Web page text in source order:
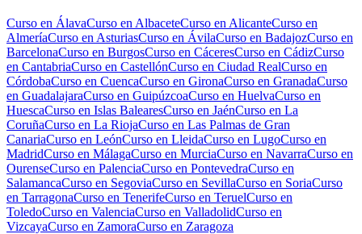
Curso en ÁlavaCurso en AlbaceteCurso en AlicanteCurso en
AlmeríaCurso en AsturiasCurso en ÁvilaCurso en BadajozCurso en
BarcelonaCurso en BurgosCurso en CáceresCurso en CádizCurso
en CantabriaCurso en CastellónCurso en Ciudad RealCurso en
CórdobaCurso en CuencaCurso en GironaCurso en GranadaCurso
en GuadalajaraCurso en GuipúzcoaCurso en HuelvaCurso en
HuescaCurso en Islas BalearesCurso en JaénCurso en La
CoruñaCurso en La RiojaCurso en Las Palmas de Gran
CanariaCurso en LeónCurso en LleidaCurso en LugoCurso en
MadridCurso en MálagaCurso en MurciaCurso en NavarraCurso en
OurenseCurso en PalenciaCurso en PontevedraCurso en
SalamancaCurso en SegoviaCurso en SevillaCurso en SoriaCurso
en TarragonaCurso en TenerifeCurso en TeruelCurso en
ToledoCurso en ValenciaCurso en ValladolidCurso en
VizcayaCurso en ZamoraCurso en Zaragoza